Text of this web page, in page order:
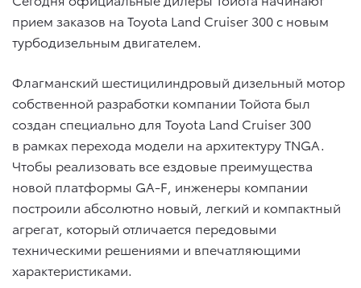
прием заказов на Toyota Land Cruiser 300 с новым
турбодизельным двигателем.
Флагманский шестицилиндровый дизельный мотор
собственной разработки компании Тойота был
создан специально для Toyota Land Cruiser 300
в рамках перехода модели на архитектуру TNGA.
Чтобы реализовать все ездовые преимущества
новой платформы GA-F, инженеры компании
построили абсолютно новый, легкий и компактный
агрегат, который отличается передовыми
техническими решениями и впечатляющими
характеристиками.